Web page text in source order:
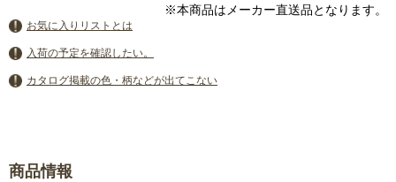
※本商品はメーカー直送品となります。
お気に入りリストとは
入荷の予定を確認したい。
カタログ掲載の色・柄などが出てこない
商品情報